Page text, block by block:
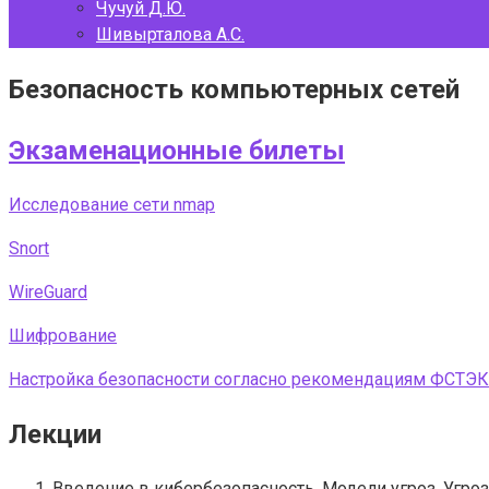
Чучуй Д.Ю.
Шивырталова А.С.
Безопасность компьютерных сетей
Экзаменационные билеты
Исследование сети nmap
Snort
WireGuard
Шифрование
Настройка безопасности согласно рекомендациям ФСТЭК
Лекции